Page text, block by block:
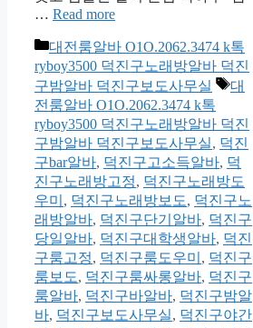
… Read more
카
테
고
리
대전룸알바 O1O.2062.3474 k톡
ryboy3500 덕진구노래방알바 덕진
구밤알바 덕진구보도사무실
태
대
전룸알바 O1O.2062.3474 k톡
ryboy3500 덕진구노래방알바 덕진
구밤알바 덕진구보도사무실, 덕진
구bar알바, 덕진구고소득알바, 덕
진구노래방고정, 덕진구노래방도
우미 , 덕진구노래방보도, 덕진구노
래방알바, 덕진구단기알바, 덕진구
당일알바, 덕진구대학생알바, 덕진
구룸고정, 덕진구룸도우미 , 덕진구
룸보도, 덕진구룸싸롱알바, 덕진구
룸알바, 덕진구바알바, 덕진구밤알
바, 덕진구보도사무실, 덕진구야간